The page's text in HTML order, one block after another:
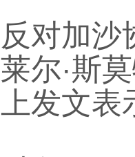
反对加沙
莱尔·斯
上发文